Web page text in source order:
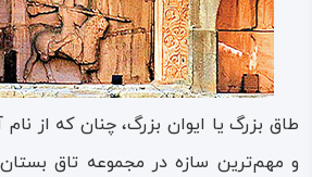
تمدنی ایران، در شناخت تطبیقی دیگر
بوده و در همه زمان‌ها مورد مطالعه
سایر تمدن‌ها قرار گرفته است.
تاج‌ گذاری خسرو پرویز، تاج‌ گذاری
طاق بزرگ یا ایوان بزرگ، چنان که از
و مهم‌ترین سازه در مجموعه تاق‌